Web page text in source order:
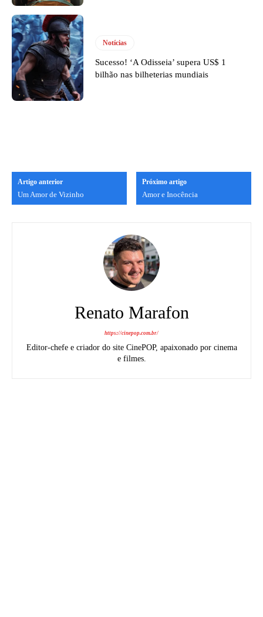
Notícias
Sucesso! ‘A Odisseia’ supera US$ 1
bilhão nas bilheterias mundiais
Artigo anterior
Um Amor de Vizinho
Próximo artigo
Amor e Inocência
Renato Marafon
https://cinepop.com.br/
Editor-chefe e criador do site CinePOP, apaixonado por cinema
e filmes.